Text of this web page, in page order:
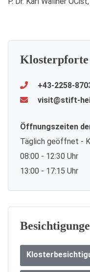
+43-2258-
visit@stift-
Öffnungszeiten
Täglich geöffnet -
08:00 - 12:30 Uhr
13:00 - 17:15 Uhr